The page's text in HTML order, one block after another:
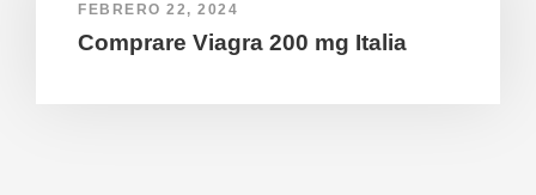
FEBRERO 22, 2024
Comprare Viagra 200 mg Italia